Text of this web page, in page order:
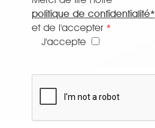
politique de confidentialité*
et de l'accepter *
J'accepte